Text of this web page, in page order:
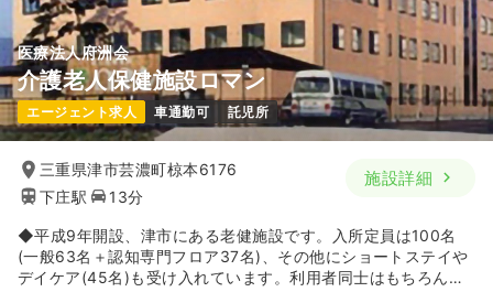
医療法人府洲会
介護老人保健施設ロマン
エージェント求人 車通勤可 託児所
三重県津市芸濃町椋本6176
下庄駅
13分
施設詳細
◆平成9年開設、津市にある老健施設です。入所定員は100名
(一般63名＋認知専門フロア37名)、その他にショートステイや
デイケア(45名)も受け入れています。利用者同士はもちろん、